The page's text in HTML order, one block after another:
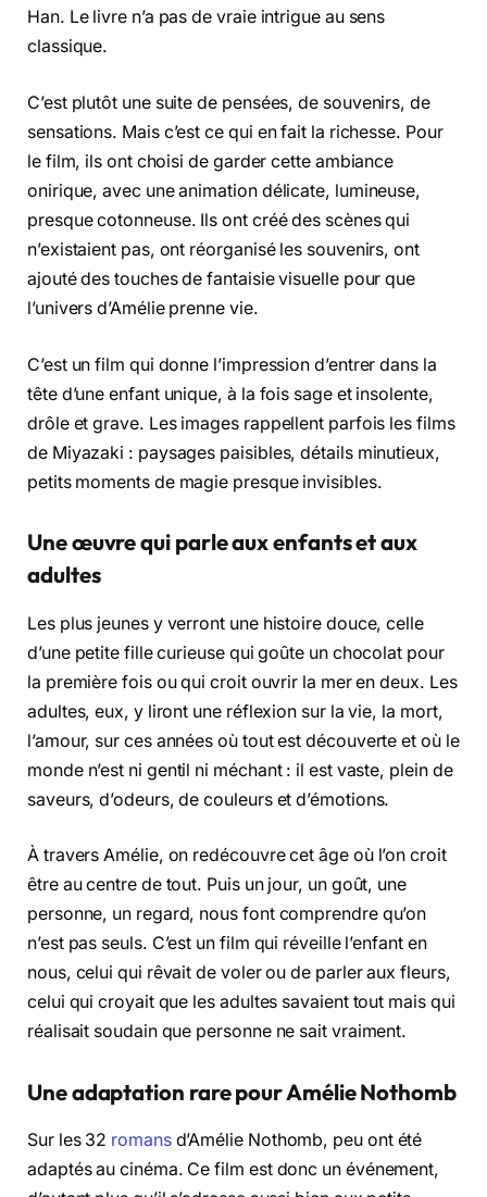
Han. Le livre n’a pas de vraie intrigue au sens
classique.
C’est plutôt une suite de pensées, de souvenirs, de
sensations. Mais c’est ce qui en fait la richesse. Pour
le film, ils ont choisi de garder cette ambiance
onirique, avec une animation délicate, lumineuse,
presque cotonneuse. Ils ont créé des scènes qui
n’existaient pas, ont réorganisé les souvenirs, ont
ajouté des touches de fantaisie visuelle pour que
l’univers d’Amélie prenne vie.
C’est un film qui donne l’impression d’entrer dans la
tête d’une enfant unique, à la fois sage et insolente,
drôle et grave. Les images rappellent parfois les films
de Miyazaki : paysages paisibles, détails minutieux,
petits moments de magie presque invisibles.
Une œuvre qui parle aux enfants et aux
adultes
Les plus jeunes y verront une histoire douce, celle
d’une petite fille curieuse qui goûte un chocolat pour
la première fois ou qui croit ouvrir la mer en deux. Les
adultes, eux, y liront une réflexion sur la vie, la mort,
l’amour, sur ces années où tout est découverte et où le
monde n’est ni gentil ni méchant : il est vaste, plein de
saveurs, d’odeurs, de couleurs et d’émotions.
À travers Amélie, on redécouvre cet âge où l’on croit
être au centre de tout. Puis un jour, un goût, une
personne, un regard, nous font comprendre qu’on
n’est pas seuls. C’est un film qui réveille l’enfant en
nous, celui qui rêvait de voler ou de parler aux fleurs,
celui qui croyait que les adultes savaient tout mais qui
réalisait soudain que personne ne sait vraiment.
Une adaptation rare pour Amélie Nothomb
Sur les 32 romansd’Amélie Nothomb, peu ont été
adaptés au cinéma. Ce film est donc un événement,